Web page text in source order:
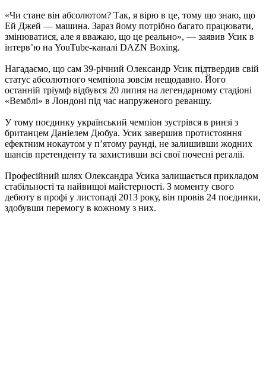
«Чи стане він абсолютом? Так, я вірю в це, тому що знаю, що
Ей Джей — машина. Зараз йому потрібно багато працювати,
змінюватися, але я вважаю, що це реально», — заявив Усик в
інтерв’ю на YouTube-каналі DAZN Boxing.
Нагадаємо, що сам 39-річний Олександр Усик підтвердив свій
статус абсолютного чемпіона зовсім нещодавно. Його
останній тріумф відбувся 20 липня на легендарному стадіоні
«Вемблі» в Лондоні під час напруженого реваншу.
У тому поєдинку український чемпіон зустрівся в ринзі з
британцем Даніелем Дюбуа. Усик завершив протистояння
ефектним нокаутом у п’ятому раунді, не залишивши жодних
шансів претенденту та захистивши всі свої почесні регалії.
Професійний шлях Олександра Усика залишається прикладом
стабільності та найвищої майстерності. З моменту свого
дебюту в профі у листопаді 2013 року, він провів 24 поєдинки,
здобувши перемогу в кожному з них.